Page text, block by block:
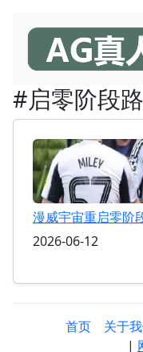
#启零阶段路
漫威宇宙重启零阶
2026-06-12
首页 关于
|